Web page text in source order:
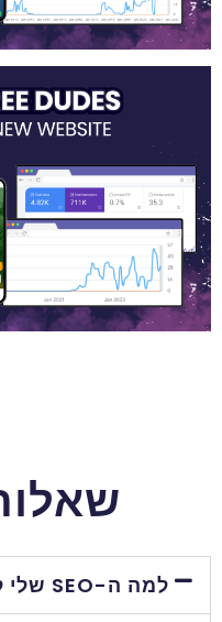
למה ה-SEO שלי לא עובד?